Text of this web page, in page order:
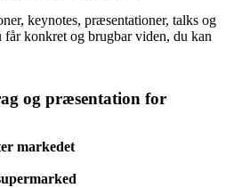
keynotes, præsentationer, talks og
konkret og brugbar viden, du kan
og præsentation for
markedet